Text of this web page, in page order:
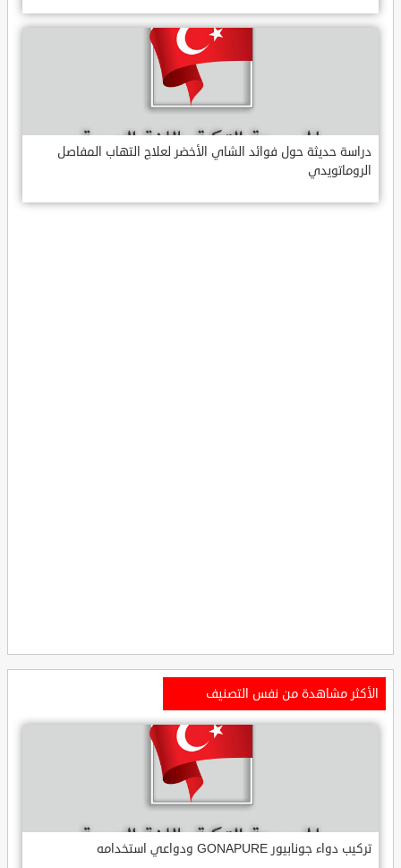
دراسة حديثة حول فوائد الشاي الأخضر لعلاج التهاب المفاصل
الروماتويدي
الأكثر مشاهدة من نفس التصنيف
تركيب دواء جونابيور GONAPURE ودواعي استخدامه